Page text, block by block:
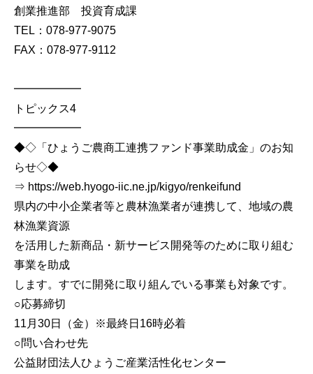
創業推進部 投資育成課
TEL：078-977-9075
FAX：078-977-9112
━━━━━━
トピックス4
━━━━━━
◆◇「ひょうご農商工連携ファンド事業助成金」のお知
らせ◇◆
⇒ https://web.hyogo-iic.ne.jp/kigyo/renkeifund
県内の中小企業者等と農林漁業者が連携して、地域の農
林漁業資源
を活用した新商品・新サービス開発等のために取り組む
事業を助成
します。すでに開発に取り組んでいる事業も対象です。
○応募締切
11月30日（金）※最終日16時必着
○問い合わせ先
公益財団法人ひょうご産業活性化センター